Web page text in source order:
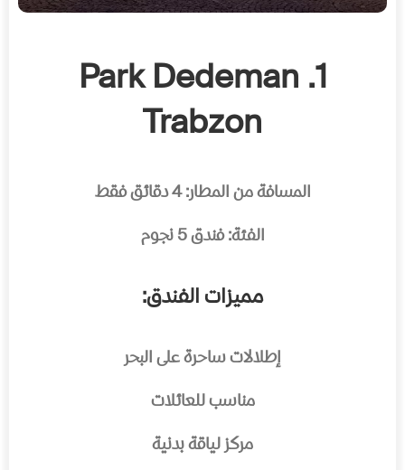
1. Park Dedeman
Trabzon
المسافة من المطار: 4 دقائق فقط
الفئة: فندق 5 نجوم
مميزات الفندق:
إطلالات ساحرة على البحر
مناسب للعائلات
مركز لياقة بدنية